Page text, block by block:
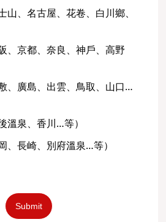
山、名古屋、花卷、白川鄉、
、京都、奈良、神戶、高野
、廣島、出雲、鳥取、山口…
溫泉、香川…等）
、長崎、別府溫泉…等）